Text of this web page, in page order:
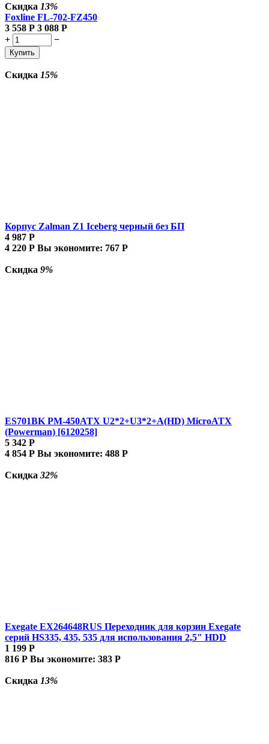
Скидка 13%
Foxline FL-702-FZ450
3 558 Р 3 088 Р
+
−
Купить
Скидка 15%
Корпус Zalman Z1 Iceberg черный без БП
4 987 Р
4 220 Р Вы экономите: 767 Р
Скидка 9%
ES701BK PM-450ATX U2*2+U3*2+A(HD) MicroATX
(Powerman) [6120258]
5 342 Р
4 854 Р Вы экономите: 488 Р
Скидка 32%
Exegate EX264648RUS Переходник для корзин Exegate
серий HS335, 435, 535 для использования 2,5" HDD
1 199 Р
816 Р Вы экономите: 383 Р
Скидка 13%